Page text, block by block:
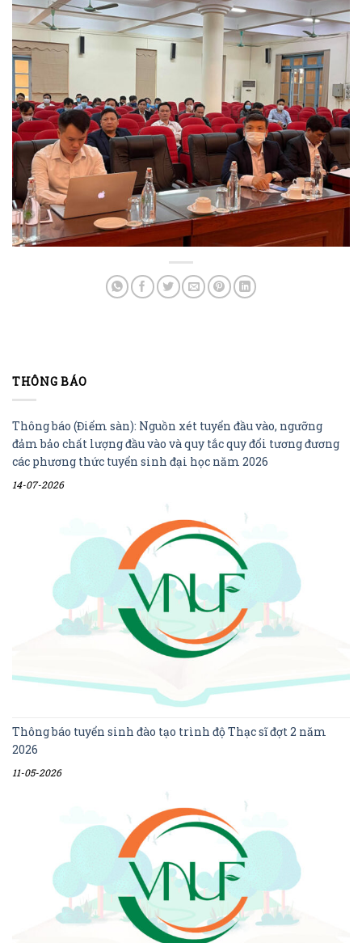
THÔNG BÁO
Thông báo (Điểm sàn): Nguồn xét tuyển đầu vào, ngưỡng
đảm bảo chất lượng đầu vào và quy tắc quy đổi tương đương
các phương thức tuyển sinh đại học năm 2026
14-07-2026
Thông báo tuyển sinh đào tạo trình độ Thạc sĩ đợt 2 năm
2026
11-05-2026